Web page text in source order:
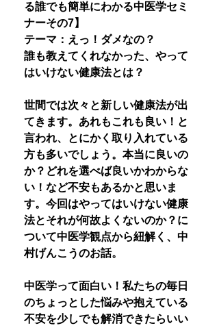
る誰でも簡単にわかる中医学セミ
ナーその7】
テーマ：えっ！ダメなの？
誰も教えてくれなかった、やって
はいけない健康法とは？
世間では次々と新しい健康法が出
てきます。あれもこれも良い！と
言われ、とにかく取り入れている
方も多いでしょう。本当に良いの
か？どれを選べば良いかわからな
い！など不安もあるかと思いま
す。今回はやってはいけない健康
法とそれが何故よくないのか？に
ついて中医学観点から紐解く、中
村げんこうのお話。
中医学って面白い！私たちの毎日
のちょっとした悩みや抱えている
不安を少しでも解消できたらいい